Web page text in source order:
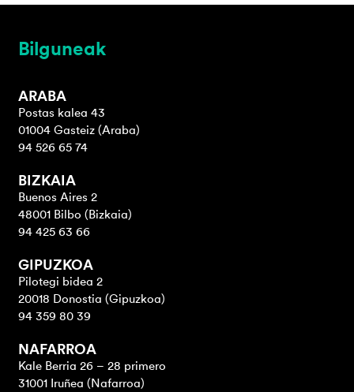
Bilguneak
ARABA
Postas kalea 43
01004 Gasteiz (Araba)
94 526 65 74
BIZKAIA
Buenos Aires 2
48001 Bilbo (Bizkaia)
94 425 63 66
GIPUZKOA
Pilotegi bidea 2
20018 Donostia (Gipuzkoa)
94 359 80 39
NAFARROA
Kale Berria 26 – 28 primero
31001 Iruñea (Nafarroa)